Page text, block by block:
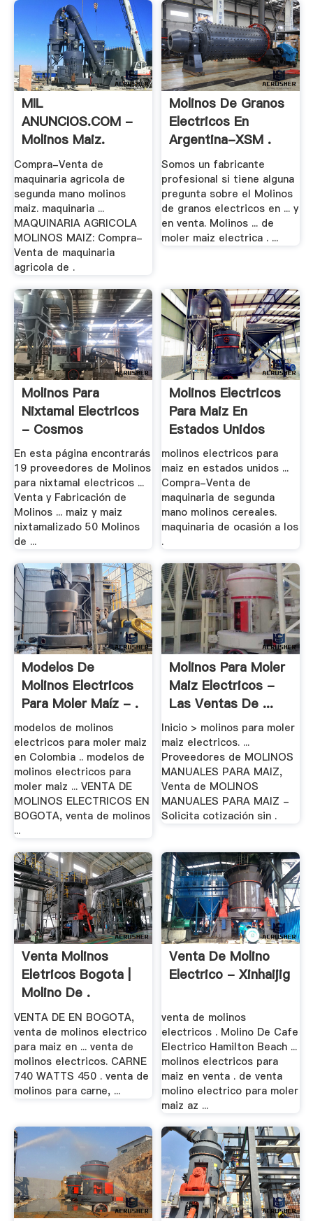
MIL
ANUNCIOS.COM -
Molinos Maiz.
Maquinaria .
Compra-Venta de
maquinaria agricola de
segunda mano molinos
maiz. maquinaria ...
MAQUINARIA AGRICOLA
MOLINOS MAIZ: Compra-
Venta de maquinaria
agricola de .
Molinos De Granos
Electricos En
Argentina-XSM .
Somos un fabricante
profesional si tiene alguna
pregunta sobre el Molinos
de granos electricos en ... y
en venta. Molinos ... de
moler maiz electrica . ...
Molinos Para
Nixtamal Electricos
- Cosmos
En esta página encontrarás
19 proveedores de Molinos
para nixtamal electricos ...
Venta y Fabricación de
Molinos ... maiz y maiz
nixtamalizado 50 Molinos
de ...
Molinos Electricos
Para Maiz En
Estados Unidos
molinos electricos para
maiz en estados unidos ...
Compra-Venta de
maquinaria de segunda
mano molinos cereales.
maquinaria de ocasión a los
.
Modelos De
Molinos Electricos
Para Moler Maíz - .
modelos de molinos
electricos para moler maiz
en Colombia .. modelos de
molinos electricos para
moler maiz ... VENTA DE
MOLINOS ELECTRICOS EN
BOGOTA, venta de molinos
...
Molinos Para Moler
Maiz Electricos -
Las Ventas De ...
Inicio > molinos para moler
maiz electricos. ...
Proveedores de MOLINOS
MANUALES PARA MAIZ,
Venta de MOLINOS
MANUALES PARA MAIZ -
Solicita cotización sin .
Venta Molinos
Eletricos Bogota |
Molino De .
VENTA DE EN BOGOTA,
venta de molinos electrico
para maiz en ... venta de
molinos electricos. CARNE
740 WATTS 450 . venta de
molinos para carne, ...
Venta De Molino
Electrico - Xinhaijig
venta de molinos
electricos . Molino De Cafe
Electrico Hamilton Beach ...
molinos electricos para
maiz en venta . de venta
molino electrico para moler
maiz az ...